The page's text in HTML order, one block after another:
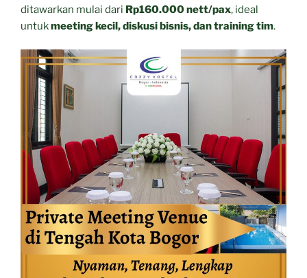
ditawarkan mulai dari Rp160.000 nett/pax, ideal
untukmeeting kecil, diskusi bisnis, dan training tim.